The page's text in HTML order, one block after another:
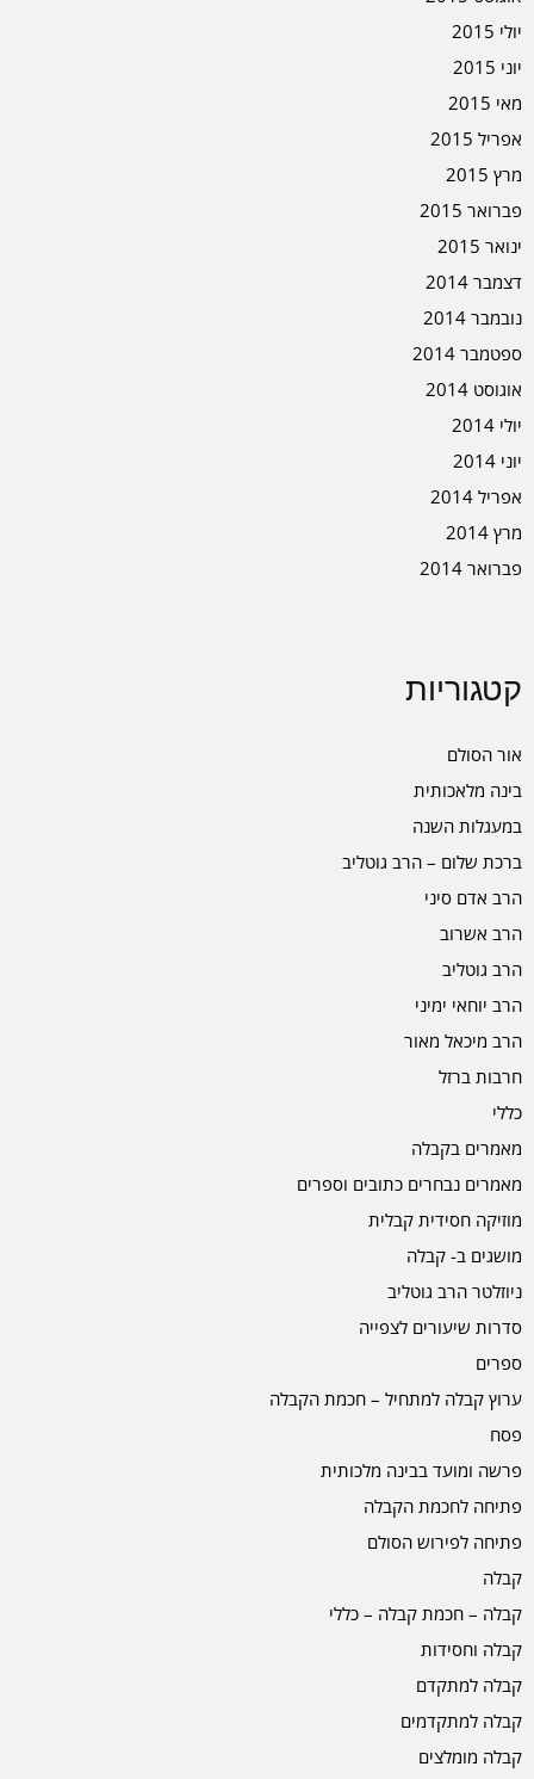
יולי 2015
יוני 2015
מאי 2015
אפריל 2015
מרץ 2015
פברואר 2015
ינואר 2015
דצמבר 2014
נובמבר 2014
ספטמבר 2014
אוגוסט 2014
יולי 2014
יוני 2014
אפריל 2014
מרץ 2014
פברואר 2014
קטגוריות
אור הסולם
בינה מלאכותית
במעגלות השנה
ברכת שלום – הרב גוטליב
הרב אדם סיני
הרב אשרוב
הרב גוטליב
הרב יוחאי ימיני
הרב מיכאל מאור
חרבות ברזל
כללי
מאמרים בקבלה
מאמרים נבחרים כתובים וספרים
מוזיקה חסידית קבלית
מושגים ב- קבלה
ניוזלטר הרב גוטליב
סדרות שיעורים לצפייה
ספרים
ערוץ קבלה למתחיל – חכמת הקבלה
פסח
פרשה ומועד בבינה מלכותית
פתיחה לחכמת הקבלה
פתיחה לפירוש הסולם
קבלה
קבלה – חכמת קבלה – כללי
קבלה וחסידות
קבלה למתקדם
קבלה למתקדמים
קבלה מומלצים